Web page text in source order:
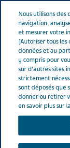
France Nos
10)
ANTIÉMÉTIQUES
Nous utilisons
navigation,
et mesurer votre
[Autoriser tous les
données et au
y compris pour
sur d'autres sites
strictement
sont déposés que
donner ou retirer
en savoir plus sur